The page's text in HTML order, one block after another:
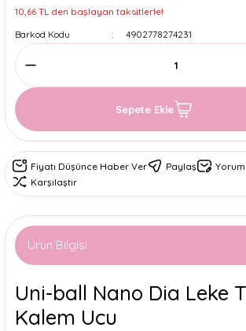
10,66 TL den başlayan taksitlerle!
Barkod Kodu
4902778274231
Sepete Ekle
Fiyatı Düşünce Haber Ver Paylaş
Karşılaştır
Ürün Bilgisi
Uni-ball Nano Dia Leke
Kalem Ucu